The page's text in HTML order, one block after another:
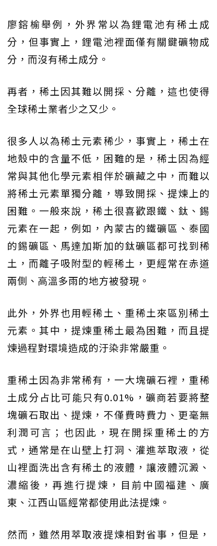
廖鎔榆舉例，外界常以為鋰電池有稀土成
分，但事實上，鋰電池裡面僅有關鍵礦物成
分，而沒有稀土成分。
再者，稀土因其難以開採、分離，這也使得
全球稀土業者少之又少。
很多人以為稀土元素稀少，事實上，稀土在
地殼中的含量不低，困難的是，稀土因為經
常與其他化學元素相伴於礦藏之中，而難以
將稀土元素單獨分離，導致開採、提煉上的
困難。一般來說，稀土很喜歡跟鐵、鈦、錫
元素在一起，例如，內蒙古的鐵礦區、泰國
的錫礦區、馬達加斯加的鈦礦區都可找到稀
土，而離子吸附型的輕稀土，更經常在赤道
兩側、高溫多雨的地方被發現。
此外，外界也用輕稀土、重稀土來區別稀土
元素。其中，提煉重稀土最為困難，而且提
煉過程對環境造成的汙染非常嚴重。
重稀土因為非常稀有，一大塊礦石裡，重稀
土成分占比可能只有0.01%，礦商若要將整
塊礦石取出、提煉，不僅費時費力、更毫無
利潤可言；也因此，現在開採重稀土的方
式，通常是在山壁上打洞、灌進萃取液，從
山裡面洗出含有稀土的液體，讓液體沉澱、
濃縮後，再進行提煉，目前中國福建、廣
東、江西山區經常都使用此法提煉。
然而，雖然用萃取液提煉相對省事，但是，